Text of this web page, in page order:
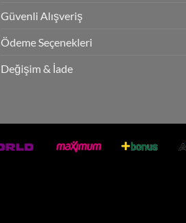
Güvenli Alışveriş
Ödeme Seçenekleri
Değişim & İade